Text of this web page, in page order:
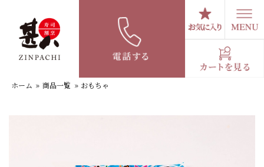
おもちゃ
ホーム » 商品一覧 » おもちゃ